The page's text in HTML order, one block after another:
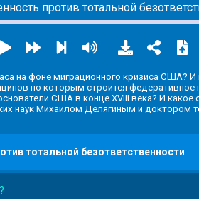
против тотальной
на фоне миграционного кризиса США?
по которым строится федеративное
США в конце XVIII века? И какое
наук Михаилом Делягиным и доктором
тотальной безответственности